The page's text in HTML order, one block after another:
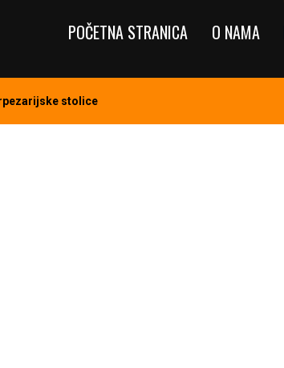
POČETNA STRANICA O NAMA
stolice